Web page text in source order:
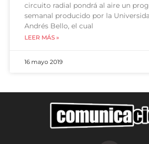
circuito radial pondrá al aire un
semanal producido por la
Andrés Bello, el cual
LEER MÁS »
16 mayo 2019